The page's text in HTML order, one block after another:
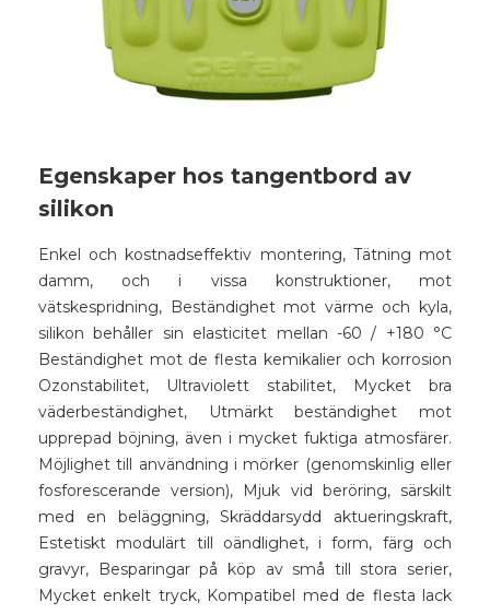
Egenskaper hos tangentbord av
silikon
Enkel och kostnadseffektiv montering, Tätning mot
damm, och i vissa konstruktioner, mot
vätskespridning, Beständighet mot värme och kyla,
silikon behåller sin elasticitet mellan -60 / +180 °C
Beständighet mot de flesta kemikalier och korrosion
Ozonstabilitet, Ultraviolett stabilitet, Mycket bra
väderbeständighet, Utmärkt beständighet mot
upprepad böjning, även i mycket fuktiga atmosfärer.
Möjlighet till användning i mörker (genomskinlig eller
fosforescerande version), Mjuk vid beröring, särskilt
med en beläggning, Skräddarsydd aktueringskraft,
Estetiskt modulärt till oändlighet, i form, färg och
gravyr, Besparingar på köp av små till stora serier,
Mycket enkelt tryck, Kompatibel med de flesta lack